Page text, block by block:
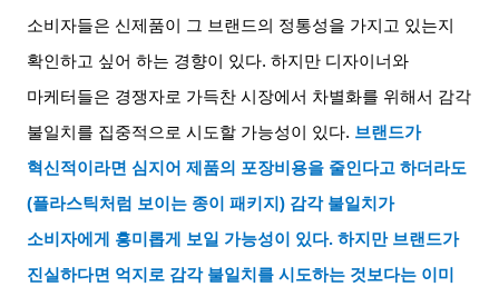
소비자들은 신제품이 그 브랜드의 정통성을 가지고 있는지
확인하고 싶어 하는 경향이 있다.하지만 디자이너와
마케터들은 경쟁자로 가득찬 시장에서 차별화를 위해서 감각
불일치를 집중적으로 시도할 가능성이 있다. 브랜드가
혁신적이라면 심지어 제품의 포장비용을 줄인다고 하더라도
(플라스틱처럼 보이는 종이 패키지) 감각 불일치가
소비자에게 흥미롭게 보일 가능성이 있다.하지만 브랜드가
진실하다면 억지로 감각 불일치를 시도하는 것보다는 이미